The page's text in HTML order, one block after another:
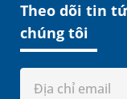
Theo dõi tin
chúng tôi